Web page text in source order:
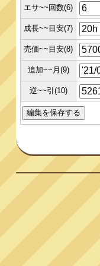
エサ~~回数(6)
成長~~目安(7)
売価~~目安(8)
追加~~月(9)
逆~~引(10)